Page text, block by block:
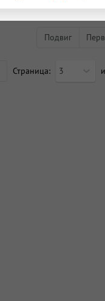
Подвиг
Страница: 3